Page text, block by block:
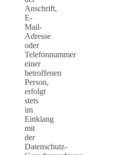
Anschrift,
E-
Mail-
Adresse
oder
Telefonnummer
einer
betroffenen
Person,
erfolgt
stets
im
Einklang
mit
der
Datenschutz-